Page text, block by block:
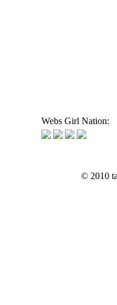
Webs Girl Nation:
© 2010